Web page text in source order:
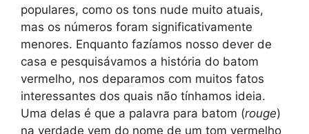
populares, como os tons nude muito atuais,
mas os números foram significativamente
menores. Enquanto fazíamos nosso dever de
casa e pesquisávamos a história do batom
vermelho, nos deparamos com muitos fatos
interessantes dos quais não tínhamos ideia.
Uma delas é que a palavra para batom (rouge)
na verdade vem do nome de um tom vermelho